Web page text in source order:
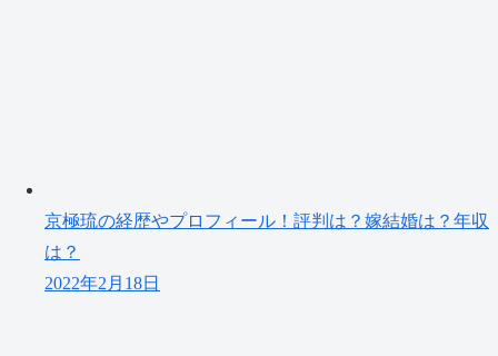
京極琉の経歴やプロフィール！評判は？嫁結婚は？年収
は？
2022年2月18日